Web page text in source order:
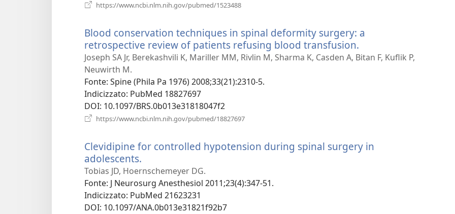
https://www.ncbi.nlm.nih.gov/pubmed/1523488
finestra)
Blood conservation techniques in spinal deformity surgery: a
retrospective review of patients refusing blood transfusion.
una
Joseph SA Jr, Berekashvili K, Mariller MM, Rivlin M, Sharma K, Casden A, Bitan F, Kuflik P,
Neuwirth M.
Fonte‎: Spine (Phila Pa 1976) 2008;33(21):2310-5.
Indicizzato‎: PubMed 18827697
DOI‎: 10.1097/BRS.0b013e31818047f2
https://www.ncbi.nlm.nih.gov/pubmed/18827697
finestra)
Clevidipine for controlled hypotension during spinal surgery in
adolescents.
una
nuova
finestra)
Tobias JD, Hoernschemeyer DG.
Fonte‎: J Neurosurg Anesthesiol 2011;23(4):347-51.
Indicizzato‎: PubMed 21623231
DOI‎: 10.1097/ANA.0b013e31821f92b7